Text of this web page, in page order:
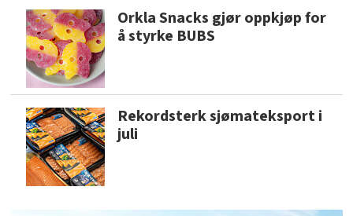
Orkla Snacks gjør oppkjøp for
å styrke BUBS
Rekordsterk sjømateksport i
juli